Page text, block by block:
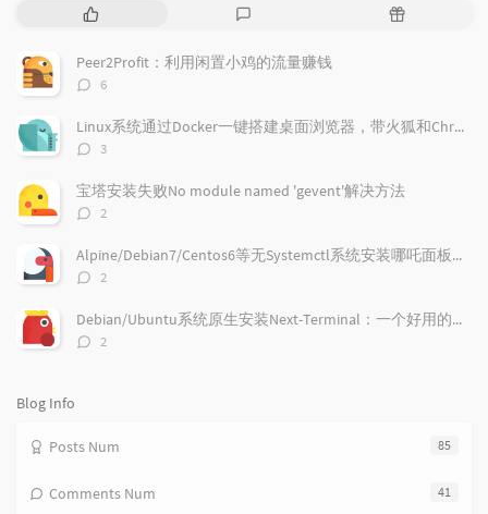
P
p
u
a
r
r
t
c
l
s
t
e
t
m
n
R
m
l
Peer2Profit：利用闲置小鸡的流量赚钱
评
数：
6
Linux系统通过Docker一键搭建桌面浏览器，带火狐和Chrome浏览器
评
数：
3
宝塔安装失败No module named 'gevent'解决方法
评
数：
2
Alpine/Debian7/Centos6等无Systemctl系统安装哪吒面板的探针
评
数：
2
Debian/Ubuntu系统原生安装Next-Terminal：一个好用的在线SSH系统
评
2
Blog Info
85
Posts Num
41
Comments Num